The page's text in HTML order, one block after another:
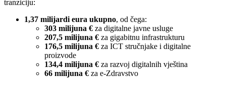
tranziciju:
1,37 milijardi eura ukupno, od čega:
303 milijuna € za digitalne javne usluge
207,5 milijuna € za gigabitnu infrastrukturu
176,5 milijuna € za ICT stručnjake i digitalne
proizvode
134,4 milijuna € za razvoj digitalnih vještina
66 milijuna € za e-Zdravstvo